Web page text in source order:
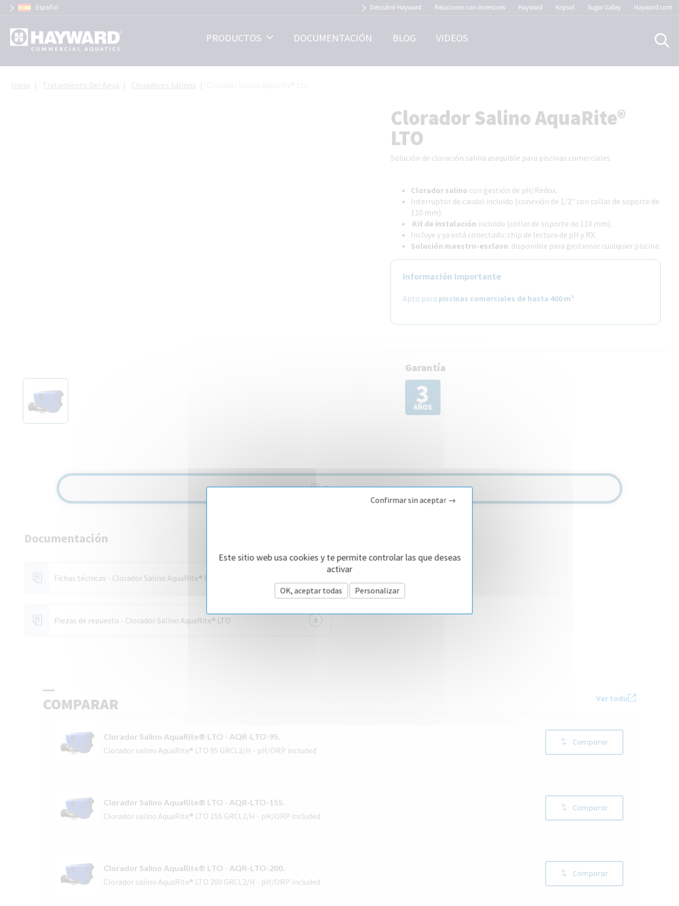
Español Descubrir Hayward Relaciones con inversores Hayward Kripsol Sugar Valley Hayward.com
PRODUCTOS DOCUMENTACIÓN BLOG VIDEOS
Inicio Tratamiento Del Agua Cloradores Salinos
Clorador Salino AquaRite®
LTO
Solución de cloración salina asequible para piscinas comerciales
Clorador salino con gestión de pH/Redox.
Interruptor de caudal incluido (conexión de 1/2" con collar de soporte de
110 mm).
Kit de instalación incluido (collar de soporte de 110 mm).
Incluye y ya está conectado: chip de lectura de pH y RX.
Solución maestro-esclavo: disponible para gestionar cualquier piscina.
Información importante
Apto para piscinas comerciales de hasta 400 m³
Garantía
Documentos
Documentación
Fichas técnicas - Clorador Salino AquaRite® LTO
Piezas de repuesto - Clorador Salino AquaRite® LTO
COMPARAR Ver todo
Clorador Salino AquaRite® LTO - AQR-LTO-95.
Clorador salino AquaRite® LTO 95 GRCL2/H - pH/ORP included
Comparar
Clorador Salino AquaRite® LTO - AQR-LTO-155.
Clorador salino AquaRite® LTO 155 GRCL2/H - pH/ORP included
Comparar
Clorador Salino AquaRite® LTO - AQR-LTO-200.
Clorador salino AquaRite® LTO 200 GRCL2/H - pH/ORP included
Comparar
Panel de gestión de cookies
Este sitio web usa cookies y te permite controlar las que deseas
activar
OK, aceptar todas
Confirmar sin aceptar →
Personalizar